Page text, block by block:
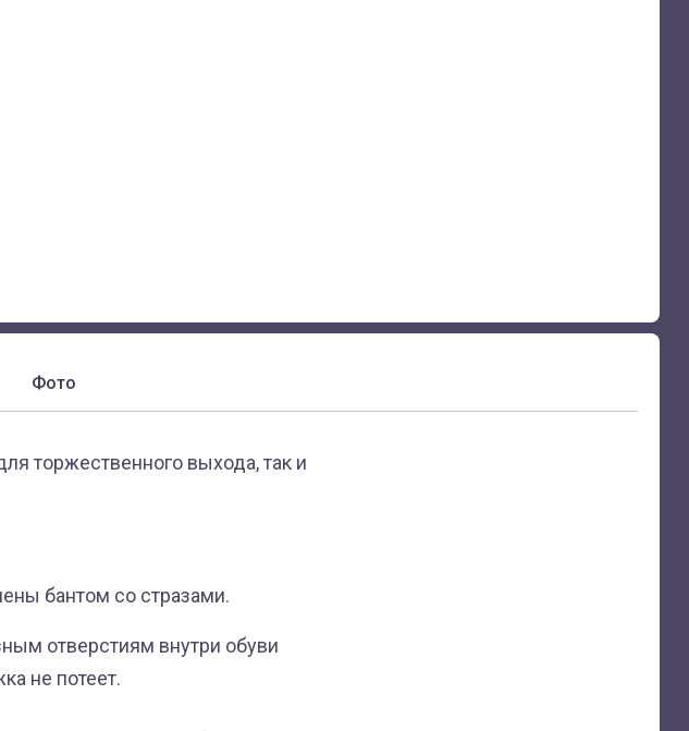
Фото
торжественного выхода, так и
бантом со стразами.
отверстиям внутри обуви
не потеет.